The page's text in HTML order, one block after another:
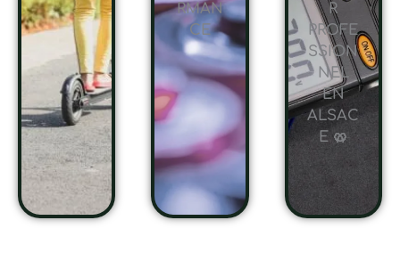
RMAN
CE
R
PROFE
SSION
NEL
EN
ALSAC
E 🥨